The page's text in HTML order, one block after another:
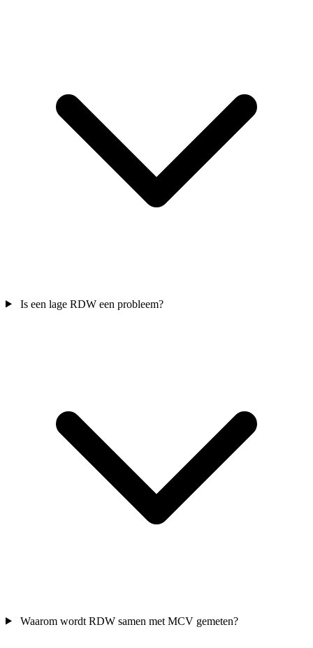
Is een lage RDW een probleem?
Waarom wordt RDW samen met MCV gemeten?